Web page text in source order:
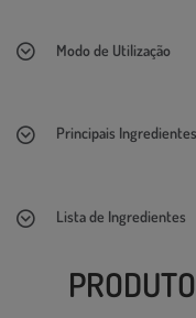
Modo de Utilização
Principais Ingredientes
Lista de Ingredientes